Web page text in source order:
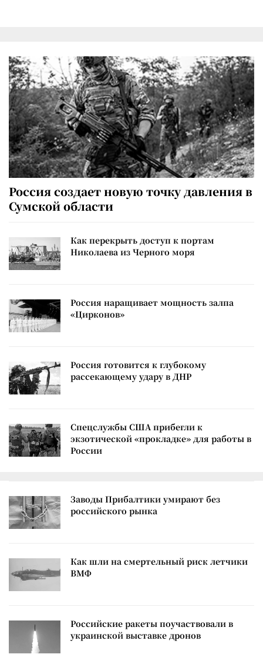
Россия создает новую точку давления в
Сумской области
Как перекрыть доступ к портам
Николаева из Черного моря
Россия наращивает мощность залпа
«Цирконов»
Россия готовится к глубокому
рассекающему удару в ДНР
Спецслужбы США прибегли к
экзотической «прокладке» для работы в
России
Заводы Прибалтики умирают без
российского рынка
Как шли на смертельный риск летчики
ВМФ
Российские ракеты поучаствовали в
украинской выставке дронов